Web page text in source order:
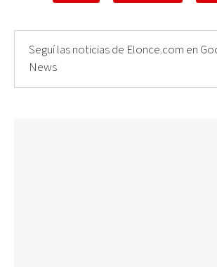
Seguí las noticias de Elonce.com en
News